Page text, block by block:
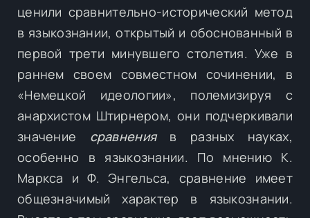
ценили сравнительно-исторический метод
в языкознании, открытый и обоснованный в
первой трети минувшего столетия. Уже в
раннем своем совместном сочинении, в
«Немецкой идеологии», полемизируя с
анархистом Штирнером, они подчеркивали
значение сравненияв разных науках,
особенно в языкознании. По мнению К.
Маркса и Ф. Энгельса, сравнение имеет
общезначимый характер в языкознании.